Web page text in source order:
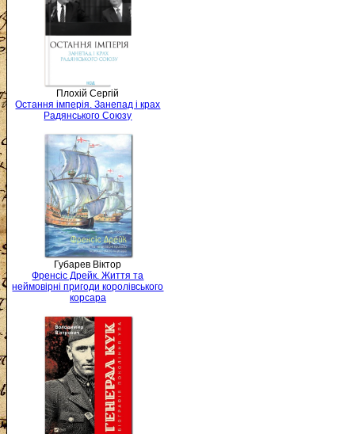
Плохій Сергій
Остання імперія. Занепад і крах
Радянського Союзу
Губарев Віктор
Френсіс Дрейк. Життя та
неймовірні пригоди королівського
корсара